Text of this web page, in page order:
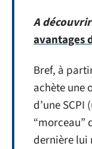
A
avantages
Bref, à
achète une
d’une
“morceau”
dernière lui